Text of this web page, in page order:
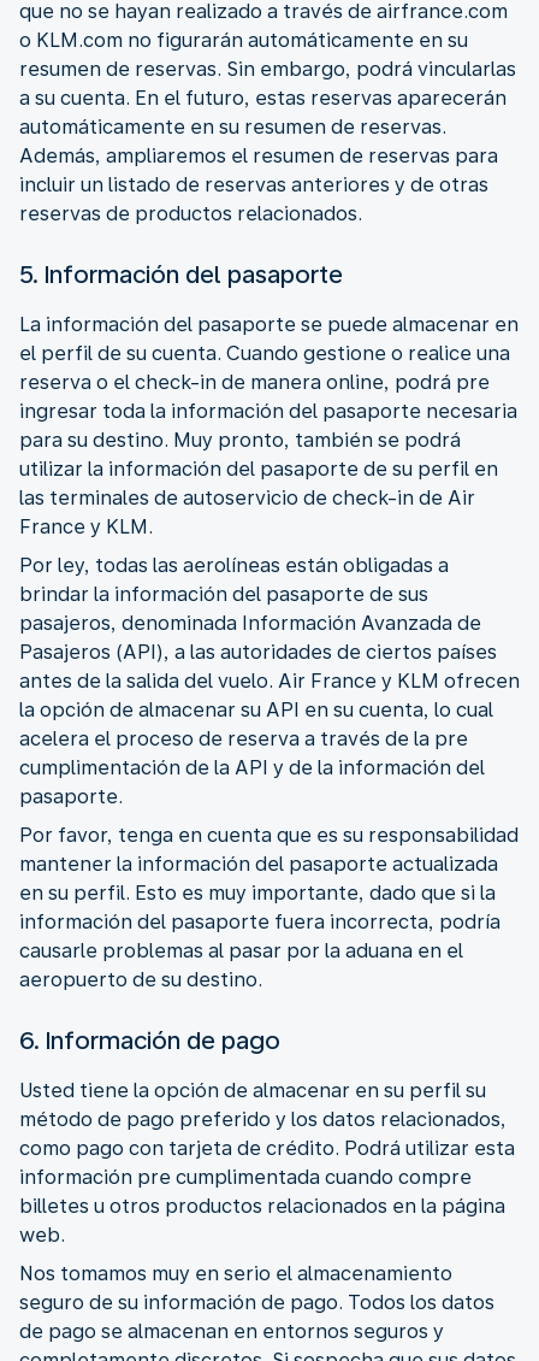
que no se hayan realizado a través de airfrance.com
o KLM.com no figurarán automáticamente en su
resumen de reservas. Sin embargo, podrá vincularlas
a su cuenta. En el futuro, estas reservas aparecerán
automáticamente en su resumen de reservas.
Además, ampliaremos el resumen de reservas para
incluir un listado de reservas anteriores y de otras
reservas de productos relacionados.
5. Información del pasaporte
La información del pasaporte se puede almacenar en
el perfil de su cuenta. Cuando gestione o realice una
reserva o el check-in de manera online, podrá pre
ingresar toda la información del pasaporte necesaria
para su destino. Muy pronto, también se podrá
utilizar la información del pasaporte de su perfil en
las terminales de autoservicio de check-in de Air
France y KLM.
Por ley, todas las aerolíneas están obligadas a
brindar la información del pasaporte de sus
pasajeros, denominada Información Avanzada de
Pasajeros (API), a las autoridades de ciertos países
antes de la salida del vuelo. Air France y KLM ofrecen
la opción de almacenar su API en su cuenta, lo cual
acelera el proceso de reserva a través de la pre
cumplimentación de la API y de la información del
pasaporte.
Por favor, tenga en cuenta que es su responsabilidad
mantener la información del pasaporte actualizada
en su perfil. Esto es muy importante, dado que si la
información del pasaporte fuera incorrecta, podría
causarle problemas al pasar por la aduana en el
aeropuerto de su destino.
6. Información de pago
Usted tiene la opción de almacenar en su perfil su
método de pago preferido y los datos relacionados,
como pago con tarjeta de crédito. Podrá utilizar esta
información pre cumplimentada cuando compre
billetes u otros productos relacionados en la página
web.
Nos tomamos muy en serio el almacenamiento
seguro de su información de pago. Todos los datos
de pago se almacenan en entornos seguros y